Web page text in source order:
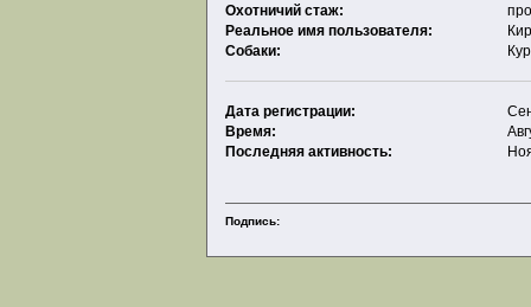
Охотничий стаж:
Реальное имя пользователя:
Собаки:
Дата регистрации:
Время:
Последняя активность:
Подпись: